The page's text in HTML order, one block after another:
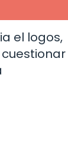
el logos,